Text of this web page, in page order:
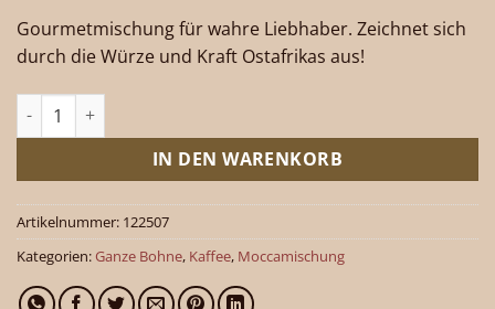
Gourmetmischung für wahre Liebhaber. Zeichnet sich
durch die Würze und Kraft Ostafrikas aus!
Moccamischung ganze Bohne 1000 g Menge
IN DEN WARENKORB
Artikelnummer: 122507
Kategorien:Ganze Bohne, Kaffee, Moccamischung